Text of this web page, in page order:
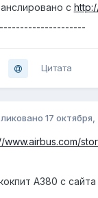
с
Цитата
17 октября,
www.airbus.com/
A380 с